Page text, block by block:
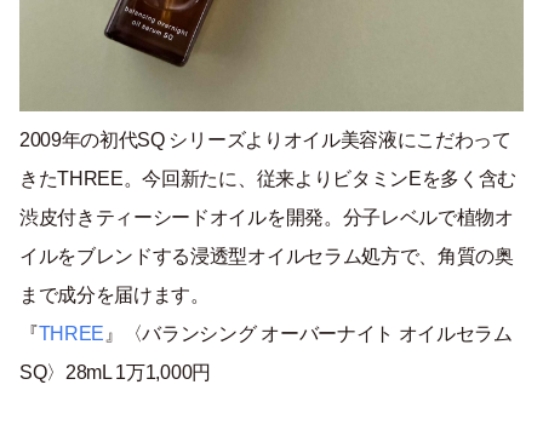
2009年の初代SQ シリーズよりオイル美容液にこだわって
きたTHREE。今回新たに、従来よりビタミンEを多く含む
渋皮付きティーシードオイルを開発。分子レベルで植物オ
イルをブレンドする浸透型オイルセラム処方で、角質の奥
まで成分を届けます。
『THREE 』〈バランシング オーバーナイト オイルセラム
SQ〉28mL 1万1,000円